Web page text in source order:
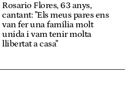
Rosario Flores, 63 anys,
cantant: "Els meus pares ens
van fer una família molt
unida i vam tenir molta
llibertat a casa"